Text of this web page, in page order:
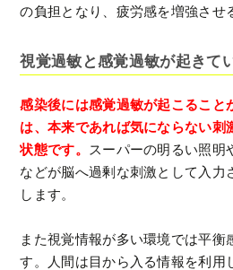
の負担となり、疲労感を増強させ
視覚過敏と感覚過敏が起きて
感染後には感覚過敏が起こること
は、本来であれば気にならない刺
状態です。
スーパーの明るい照明
などが脳へ過剰な刺激として入力
します。
また視覚情報が多い環境では平衡
す。人間は目から入る情報を利用